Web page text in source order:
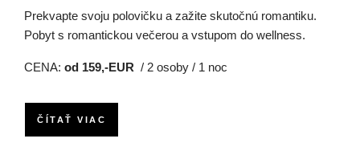
Prekvapte svoju polovičku a zažite skutočnú romantiku.
Pobyt s romantickou večerou a vstupom do wellness.
CENA: od 159,-EUR / 2 osoby / 1 noc
ČÍTAŤ VIAC